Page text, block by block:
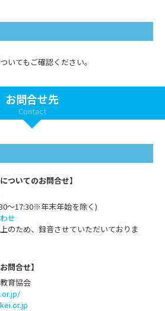
てもご確認ください。
お問合せ先
Contact
ついてのお問合せ】
〜17:30※年末年始を除く)
せ
のため、録音させていただいておりま
問合せ】
育協会